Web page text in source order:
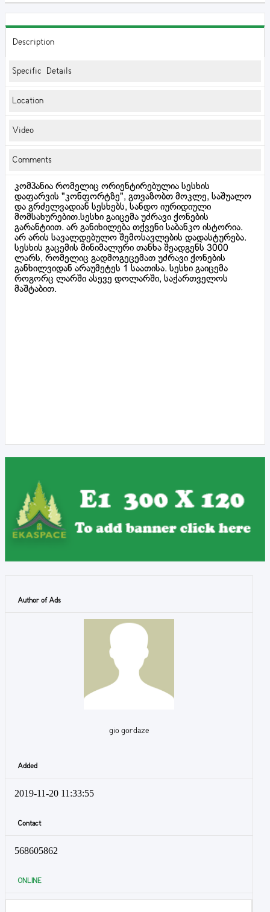
Description
Specific Details
Location
Video
Comments
კომპანია რომელიც ორიენტირებულია სესხის
დაფარვის "კონფორტზე", გთვაზობთ მოკლე, საშუალო
და გრძელვადიან სესხებს, სანდო იურიდიული
მომსახურებით.სესხი გაიცემა უძრავი ქონების
გარანტიით. არ განიხილება თქვენი საბანკო ისტორია.
არ არის სავალდებულო შემოსავლების დადასტურება.
სესხის გაცემის მინიმალური თანხა შეადგენს 3000
ლარს, რომელიც გადმოგეცემათ უძრავი ქონების
განხილვიდან არაუმეტეს 1 საათისა. სესხი გაიცემა
როგორც ლარში ასევე დოლარში, საქართველოს
მაშტაბით.
Author of Ads
gio gordaze
Added
2019-11-20 11:33:55
Contact
568605862
ONLINE